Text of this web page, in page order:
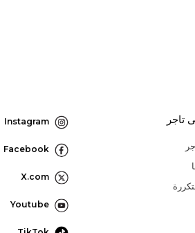
تاجر Instagram
Facebook
X.com
Youtube